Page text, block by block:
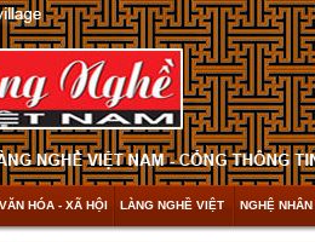
VĂN HÓA - XÃ HỘI LÀNG NGHỀ VIỆT NGHỆ